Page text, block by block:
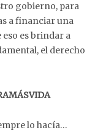
gobierno, para
a financiar una
es brindar a
el derecho
lo hacía…